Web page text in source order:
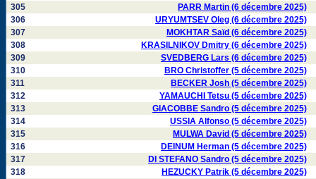
305
PARR Martin (6 décembre 2025)
306
URYUMTSEV Oleg (6 décembre 2025)
307
MOKHTAR Saïd (6 décembre 2025)
308
KRASILNIKOV Dmitry (6 décembre 2025)
309
SVEDBERG Lars (6 décembre 2025)
310
BRO Christoffer (5 décembre 2025)
311
BECKER Josh (5 décembre 2025)
312
YAMAUCHI Tetsu (5 décembre 2025)
313
GIACOBBE Sandro (5 décembre 2025)
314
USSIA Alfonso (5 décembre 2025)
315
MULWA David (5 décembre 2025)
316
DEINUM Herman (5 décembre 2025)
317
DI STEFANO Sandro (5 décembre 2025)
318
HEZUCKY Patrik (5 décembre 2025)